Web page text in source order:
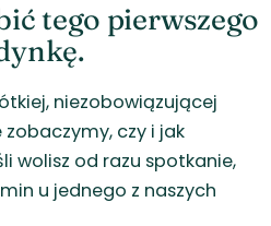
tego pierwszego
niezobowiązującej
czy i jak
wolisz od razu spotkanie,
u jednego z naszych